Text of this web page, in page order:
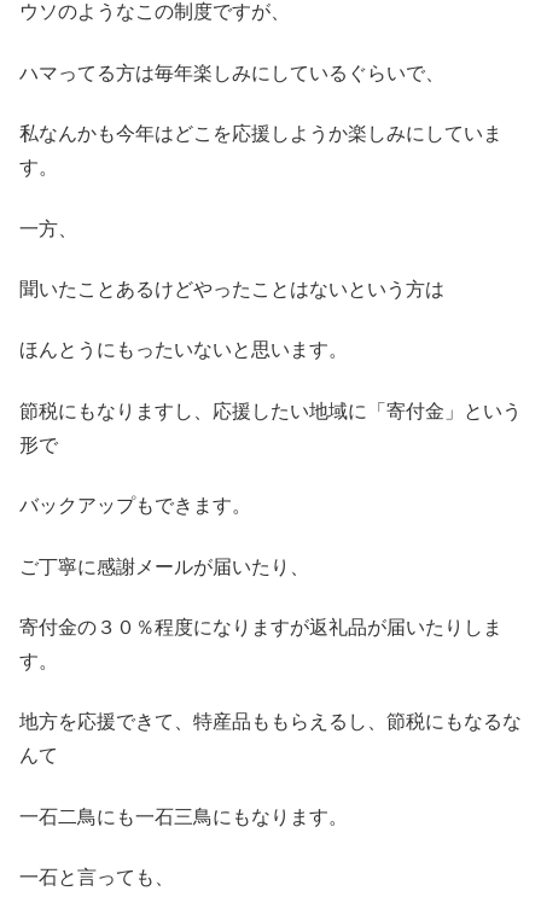
ウソのようなこの制度ですが、
ハマってる方は毎年楽しみにしているぐらいで、
私なんかも今年はどこを応援しようか楽しみにしていま
す。
一方、
聞いたことあるけどやったことはないという方は
ほんとうにもったいないと思います。
節税にもなりますし、応援したい地域に「寄付金」という
形で
バックアップもできます。
ご丁寧に感謝メールが届いたり、
寄付金の３０％程度になりますが返礼品が届いたりしま
す。
地方を応援できて、特産品ももらえるし、節税にもなるな
んて
一石二鳥にも一石三鳥にもなります。
一石と言っても、